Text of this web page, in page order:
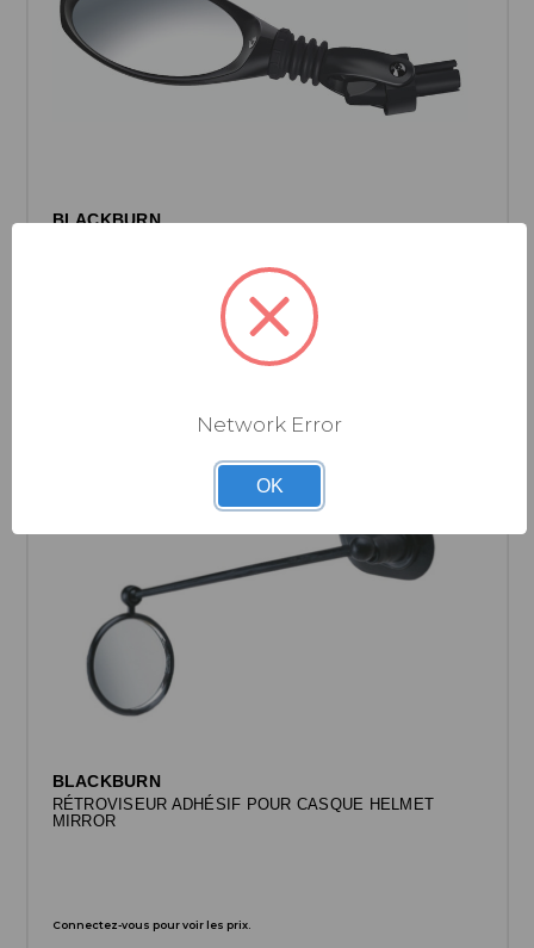
BLACKBURN
Connectez-vous pour voir les prix.
BLACKBURN
RÉTROVISEUR ADHÉSIF POUR CASQUE HELMET
MIRROR
Connectez-vous pour voir les prix.
Network Error
OK